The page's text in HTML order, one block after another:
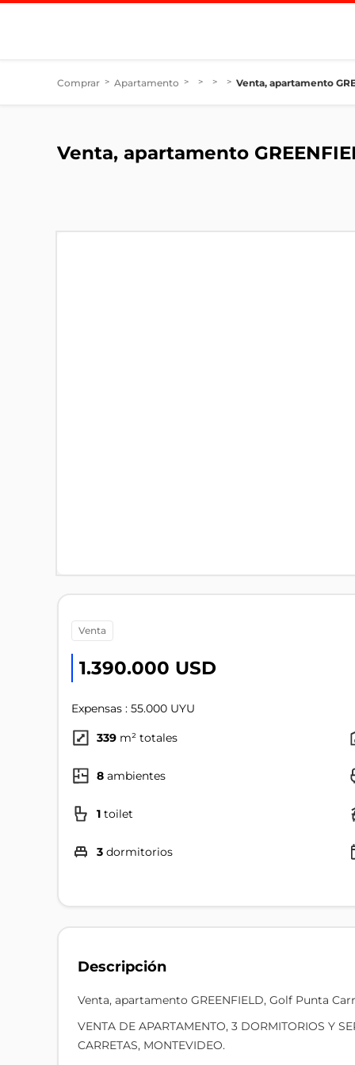
Comprar > Apartamento > > > > Venta, apartamento
Venta, apartamento
venta
1.390.000 USD
Expensas : 55.000 UYU
339 m² totales
8 ambientes
1 toilet
3 dormitorios
Descripción
Venta, apartamento GREENFIELD, Golf Punta
VENTA DE APARTAMENTO, 3 DORMITORIOS Y
CARRETAS, MONTEVIDEO.